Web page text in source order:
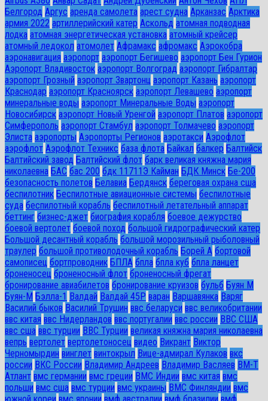
Белгород Аргус аренда самолета арест судна Арканзас Арктика
армия 2022 артиллерийский катер Аскольд атомная подводная
лодка атомная энергетическая установка атомный крейсер
атомный ледокол атомолет Афрамакс афромакс Аэрокобра
аэронавигация аэропорт аэропорт Бегишево аэропорт Бен Гурион
Аэропорт Владивосток аэропорт Волгоград аэропорт Гибралтар
аэропорт Грозный аэропорт Звартонц аэропорт Казань аэропорт
Краснодар аэропорт Красноярск аэропорт Левашево аэропорт
минеральные воды аэропорт Минеральные Воды аэропорт
Новосибирск аэропорт Новый Уренгой аэропорт Платов аэропорт
Симферополь аэропорт Стамбул аэропорт Толмачево аэропорт
Элиста аэропорты Аэропорты Регионов аэротакси Аэрофлот
аэрофлот Аэрофлот Техникс база флота Байкал балкер Балтийск
Балтийский завод Балтийский флот барк великая княжна мария
николаевна БАС бас 200 бдк 11711Э Кайман БДК Минск Бе-200
безопасность полетов Белавиа Бердянск береговая охрана сша
беспилотник Беспилотные авиационные системы беспилотные
суда беспилотный корабль беспилотный летательный аппарат
беттинг бизнес-джет биография корабля боевое дежурство
боевой вертолет боевой поход большой гидрографический катер
Большой десантный корабль большой морозильный рыболовный
траулер большой противолодочный корабль Борей А бортовой
самописец бортпроводник БПЛА бпла бпла куб бпла ланцет
броненосец броненосный флот броненосный фрегат
бронирование авиабилетов бронирование круизов бульб Буян М
Буян-М Бэлла-1 Валдай Валдай 45Р варан Варшавянка Варяг
Василий быков Василий Трушин ввс беларуси ввс великобритании
ввс китая ввс Нидерландов ввс португалии ввс россии ВВС США
ввс сша ввс турции ВВС Турции великая княжна мария николаевна
вепрь вертолет вертолетоносец видео Викрант Виктор
Черномырдин винглет винтокрыл Вице-адмирал Кулаков вкс
россии ВКС России Владимир Андреев Владимир Васляев ВМ-Т
Атлант вмс германии вмс греции ВМС Индии вмс китая вмс
польши вмс сша вмс турции вмс украины ВМС Финляндии вмс